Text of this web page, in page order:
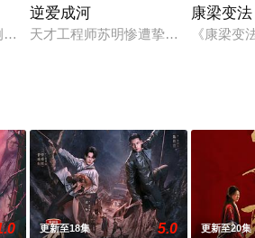
把防筛诊治康的温暖力量，送到每个需
逆爱成河
天才工程师苏明惨遭挚友陆镇安算计
康梁变法
《康梁变
更新至18集 5.0 更新至20集